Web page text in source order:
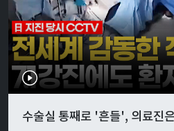
수술실 통째로 '흔들', 의료진